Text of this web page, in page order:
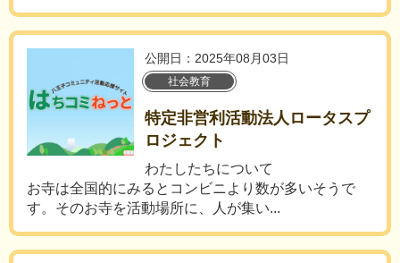
公開日：2025年08月03日
社会教育
特定非営利活動法人ロータスプ
ロジェクト
わたしたちについて
お寺は全国的にみるとコンビニより数が多いそうで
す。そのお寺を活動場所に、人が集い...